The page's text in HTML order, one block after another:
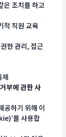
은 조치를 하고
적 직원 교육
한 관리, 접근
제
부에 관한 사
공하기 위해 이
를 사용합